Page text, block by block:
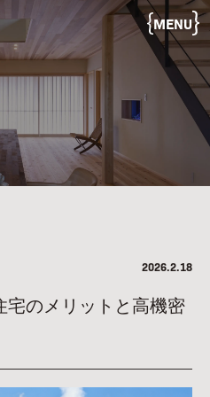
MENU
2026.2.18
宅のメリットと高機密